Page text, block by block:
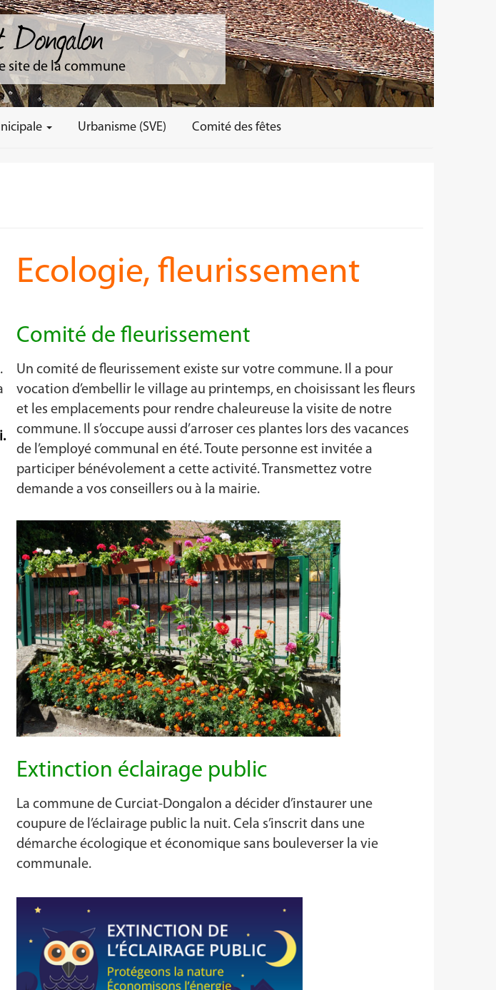
site de la commune
Urbanisme (SVE) Comité des fêtes
Ecologie, fleurissement
Comité de fleurissement
Un comité de fleurissement existe sur votre commune. Il a pour
vocation d’embellir le village au printemps, en choisissant les fleurs
et les emplacements pour rendre chaleureuse la visite de notre
commune. Il s’occupe aussi d’arroser ces plantes lors des vacances
de l’employé communal en été. Toute personne est invitée a
participer bénévolement a cette activité. Transmettez votre
demande a vos conseillers ou à la mairie.
Extinction éclairage public
La commune de Curciat-Dongalon a décider d’instaurer une
coupure de l’éclairage public la nuit. Cela s’inscrit dans une
démarche écologique et économique sans bouleverser la vie
communale.